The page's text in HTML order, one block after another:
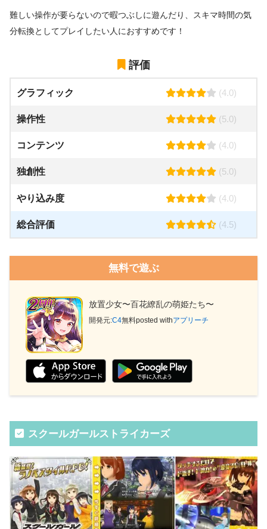
難しい操作が要らないので暇つぶしに遊んだり、スキマ時間の気
分転換としてプレイしたい人におすすめです！
評価
グラフィック (4.0)
操作性 (5.0)
コンテンツ (4.0)
独創性 (5.0)
やり込み度 (4.0)
総合評価 (4.5)
無料で遊ぶ
放置少女〜百花繚乱の萌姫たち〜
開発元:C4無料posted withアプリーチ
スクールガールストライカーズ